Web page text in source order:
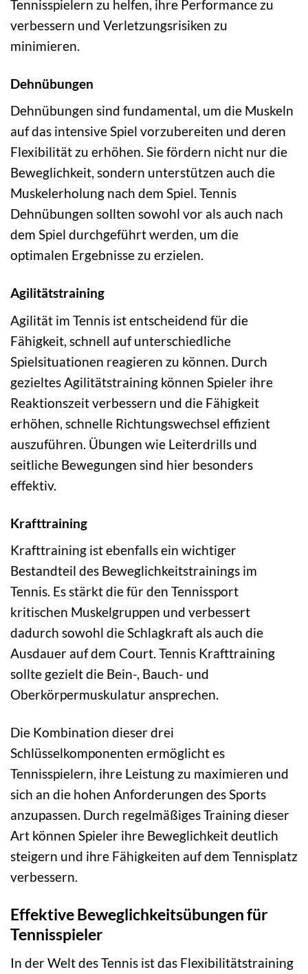
Tennisspielern zu helfen, ihre Performance zu
verbessern und Verletzungsrisiken zu
minimieren.
Dehnübungen
Dehnübungen sind fundamental, um die Muskeln
auf das intensive Spiel vorzubereiten und deren
Flexibilität zu erhöhen. Sie fördern nicht nur die
Beweglichkeit, sondern unterstützen auch die
Muskelerholung nach dem Spiel. Tennis
Dehnübungen sollten sowohl vor als auch nach
dem Spiel durchgeführt werden, um die
optimalen Ergebnisse zu erzielen.
Agilitätstraining
Agilität im Tennis ist entscheidend für die
Fähigkeit, schnell auf unterschiedliche
Spielsituationen reagieren zu können. Durch
gezieltes Agilitätstraining können Spieler ihre
Reaktionszeit verbessern und die Fähigkeit
erhöhen, schnelle Richtungswechsel effizient
auszuführen. Übungen wie Leiterdrills und
seitliche Bewegungen sind hier besonders
effektiv.
Krafttraining
Krafttraining ist ebenfalls ein wichtiger
Bestandteil des Beweglichkeitstrainings im
Tennis. Es stärkt die für den Tennissport
kritischen Muskelgruppen und verbessert
dadurch sowohl die Schlagkraft als auch die
Ausdauer auf dem Court. Tennis Krafttraining
sollte gezielt die Bein-, Bauch- und
Oberkörpermuskulatur ansprechen.
Die Kombination dieser drei
Schlüsselkomponenten ermöglicht es
Tennisspielern, ihre Leistung zu maximieren und
sich an die hohen Anforderungen des Sports
anzupassen. Durch regelmäßiges Training dieser
Art können Spieler ihre Beweglichkeit deutlich
steigern und ihre Fähigkeiten auf dem Tennisplatz
verbessern.
Effektive Beweglichkeitsübungen für
Tennisspieler
In der Welt des Tennis ist das Flexibilitätstraining